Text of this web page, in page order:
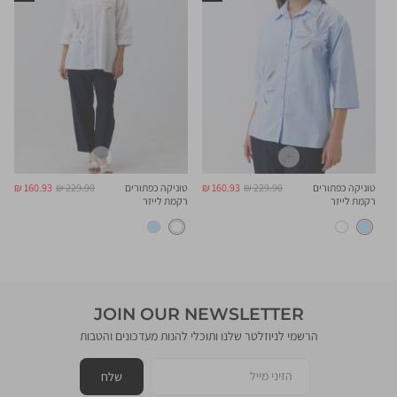
טוניקה כפתורים
רקמת לייזר
מחיר
160.93 ₪
מחיר
229.90 ₪
טוניקה כפתורים
רקמת לייזר
מחיר
160.93 ₪
מחיר
229.90 ₪
JOIN OUR NEWSLETTER
הרשמי לניוזלטר שלנו ותוכלי להנות מעדכונים והטבות
הזיני מייל שלח